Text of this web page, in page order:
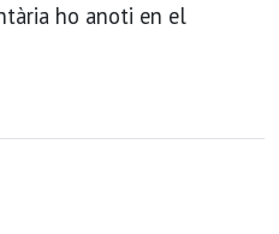
ho anoti en el